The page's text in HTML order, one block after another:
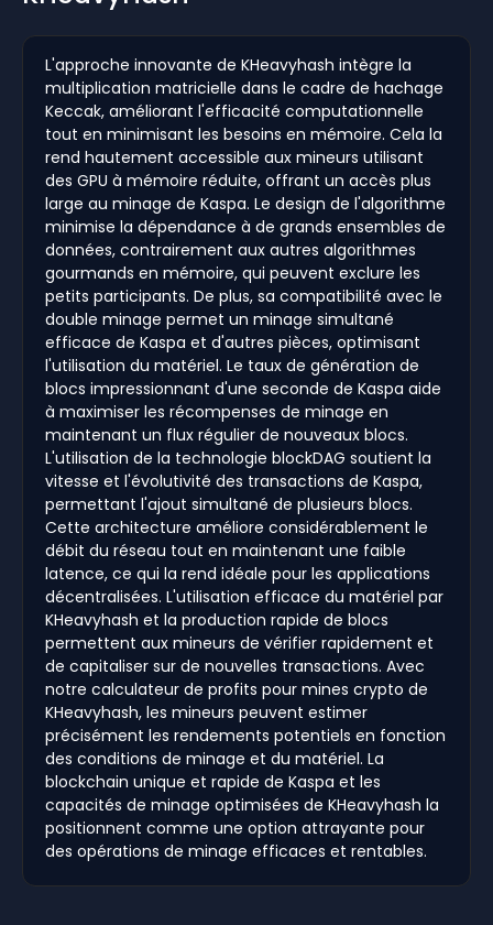
L'approche innovante de KHeavyhash intègre la
multiplication matricielle dans le cadre de hachage
Keccak, améliorant l'efficacité computationnelle
tout en minimisant les besoins en mémoire. Cela la
rend hautement accessible aux mineurs utilisant
des GPU à mémoire réduite, offrant un accès plus
large au minage de Kaspa. Le design de l'algorithme
minimise la dépendance à de grands ensembles de
données, contrairement aux autres algorithmes
gourmands en mémoire, qui peuvent exclure les
petits participants. De plus, sa compatibilité avec le
double minage permet un minage simultané
efficace de Kaspa et d'autres pièces, optimisant
l'utilisation du matériel. Le taux de génération de
blocs impressionnant d'une seconde de Kaspa aide
à maximiser les récompenses de minage en
maintenant un flux régulier de nouveaux blocs.
L'utilisation de la technologie blockDAG soutient la
vitesse et l'évolutivité des transactions de Kaspa,
permettant l'ajout simultané de plusieurs blocs.
Cette architecture améliore considérablement le
débit du réseau tout en maintenant une faible
latence, ce qui la rend idéale pour les applications
décentralisées. L'utilisation efficace du matériel par
KHeavyhash et la production rapide de blocs
permettent aux mineurs de vérifier rapidement et
de capitaliser sur de nouvelles transactions. Avec
notre calculateur de profits pour mines crypto de
KHeavyhash, les mineurs peuvent estimer
précisément les rendements potentiels en fonction
des conditions de minage et du matériel. La
blockchain unique et rapide de Kaspa et les
capacités de minage optimisées de KHeavyhash la
positionnent comme une option attrayante pour
des opérations de minage efficaces et rentables.